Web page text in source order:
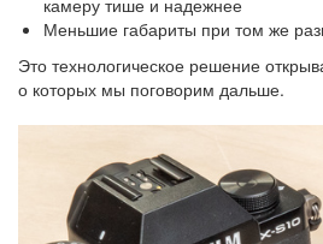
камеру тише и надежнее
Меньшие габариты при том же
Это технологическое решение
о которых мы поговорим дальше.